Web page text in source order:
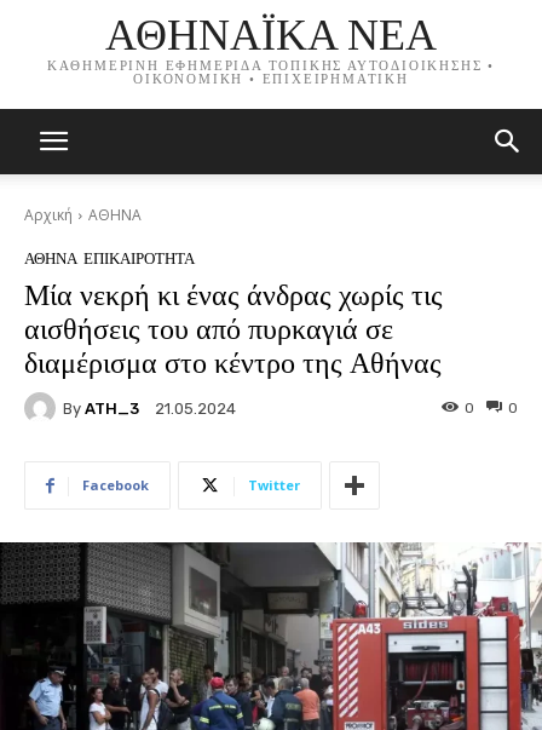
ΑΘΗΝΑΪΚΑ ΝΕΑ
ΚΑΘΗΜΕΡΙΝΗ ΕΦΗΜΕΡΙΔΑ ΤΟΠΙΚΗΣ ΑΥΤΟΔΙΟΙΚΗΣΗΣ •
ΟΙΚΟΝΟΜΙΚΗ • ΕΠΙΧΕΙΡΗΜΑΤΙΚΗ
Αρχική ΑΘΗΝΑ
ΑΘΗΝΑ ΕΠΙΚΑΙΡΟΤΗΤΑ
Μία νεκρή κι ένας άνδρας χωρίς τις
αισθήσεις του από πυρκαγιά σε
διαμέρισμα στο κέντρο της Αθήνας
By ATH_3 21.05.2024 0
0
Facebook Twitter